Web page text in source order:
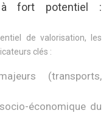
à fort potentiel :
de valorisation, les
clés :
(transports,
économique du